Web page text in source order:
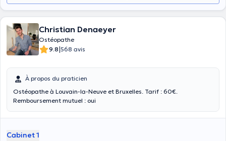
Christian Denaeyer
Ostéopathe
9.8|568 avis
À propos du praticien
Ostéopathe à Louvain-la-Neuve et Bruxelles. Tarif : 60€.
Remboursement mutuel : oui
Cabinet 1